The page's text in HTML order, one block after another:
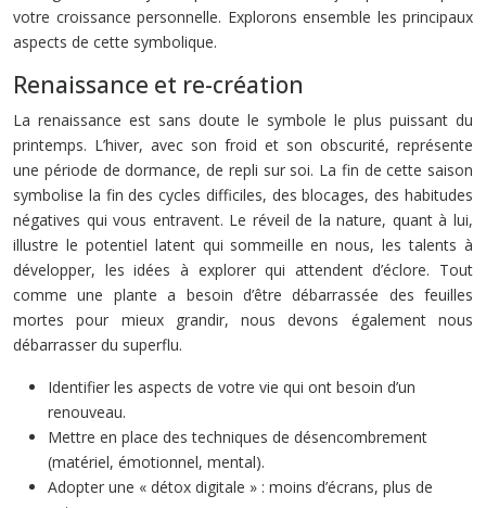
votre croissance personnelle. Explorons ensemble les principaux
aspects de cette symbolique.
Renaissance et re-création
La renaissance est sans doute le symbole le plus puissant du
printemps. L’hiver, avec son froid et son obscurité, représente
une période de dormance, de repli sur soi. La fin de cette saison
symbolise la fin des cycles difficiles, des blocages, des habitudes
négatives qui vous entravent. Le réveil de la nature, quant à lui,
illustre le potentiel latent qui sommeille en nous, les talents à
développer, les idées à explorer qui attendent d’éclore. Tout
comme une plante a besoin d’être débarrassée des feuilles
mortes pour mieux grandir, nous devons également nous
débarrasser du superflu.
Identifier les aspects de votre vie qui ont besoin d’un
renouveau.
Mettre en place des techniques de désencombrement
(matériel, émotionnel, mental).
Adopter une « détox digitale » : moins d’écrans, plus de